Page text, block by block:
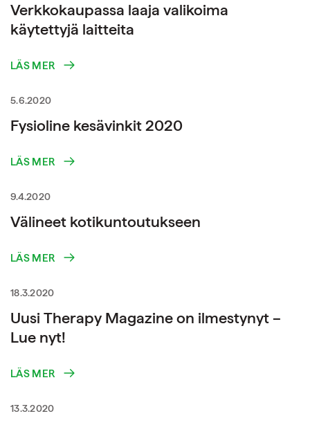
Verkkokaupassa laaja valikoima
käytettyjä laitteita
LÄS MER
5.6.2020
Fysioline kesävinkit 2020
LÄS MER
9.4.2020
Välineet kotikuntoutukseen
LÄS MER
18.3.2020
Uusi Therapy Magazine on ilmestynyt –
Lue nyt!
LÄS MER
13.3.2020